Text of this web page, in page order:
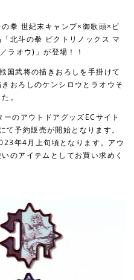
拳 世紀末キャンプ×御歌頭×ビ
北斗の拳 ビクトリノックス マ
ラオウ)」が登場！！
国武将の描きおろしを手掛けて
おろしのケンシロウとラオウそ
。
のアウトドアグッズECサイト
予約販売が開始となります。
年4月上旬頃となります。アウ
のアイテムとしてお買い求めく